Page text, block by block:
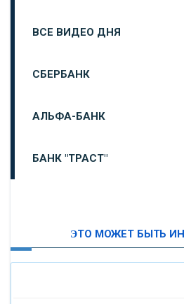
ВСЕ ВИДЕО ДНЯ
СБЕРБАНК
АЛЬФА-БАНК
БАНК "ТРАСТ"
ЭТО МОЖЕТ БЫТЬ